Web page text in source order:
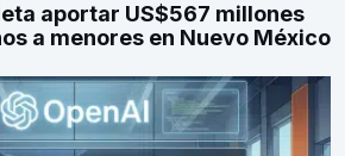
aportar US$567 millones
a menores en Nuevo México